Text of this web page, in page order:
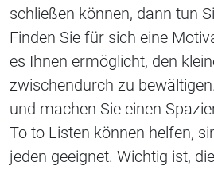
schließen können, dann tun
Finden Sie für sich eine
es Ihnen ermöglicht, den
zwischendurch zu
und machen Sie einen
To to Listen können helfen,
jeden geeignet. Wichtig ist,